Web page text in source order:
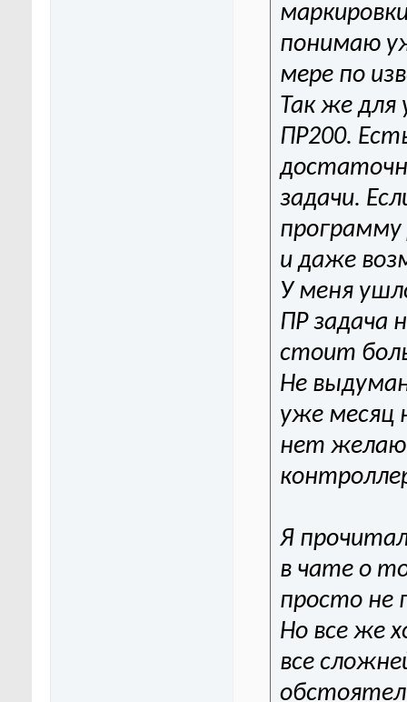
понимаю
мере по
Так же
ПР200.
задачи.
программу
и даже
У меня
ПР задача
стоит
Не
уже месяц
нет
Я
в чате о
просто не
Но все же
все